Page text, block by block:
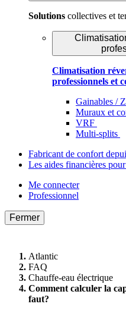
Solutions collectives et
Climatisation
professionnels et
Gainables /
Muraux et
VRF
Multi-splits
Fabricant de confort
Les aides financières
Me connecter
Professionnel
Fermer
Atlantic
FAQ
Chauffe-eau électrique
Comment calculer la
faut?